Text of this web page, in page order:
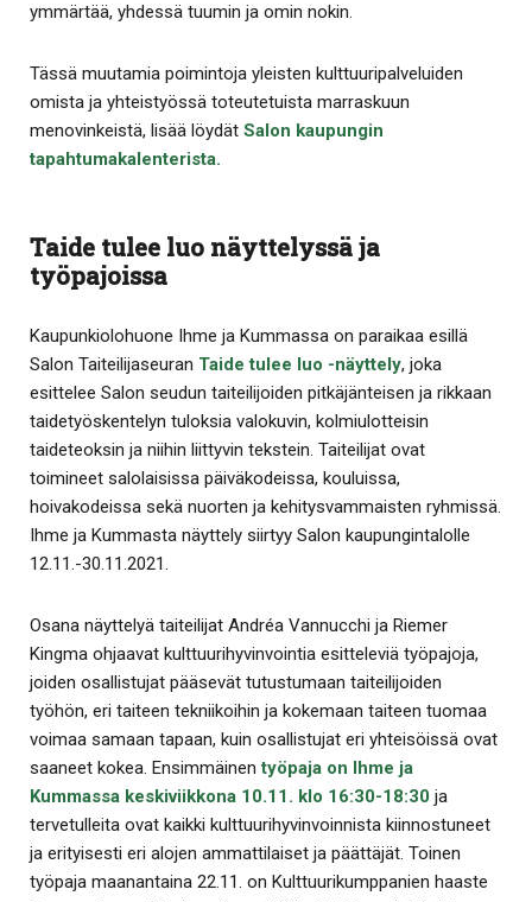
ymmärtää, yhdessä tuumin ja omin nokin.
Tässä muutamia poimintoja yleisten kulttuuripalveluiden
omista ja yhteistyössä toteutetuista marraskuun
menovinkeistä, lisää löydät Salon kaupungin
tapahtumakalenterista.
Taide tulee luo näyttelyssä ja
työpajoissa
Kaupunkiolohuone Ihme ja Kummassa on paraikaa esillä
Salon Taiteilijaseuran Taide tulee luo -näyttely, joka
esittelee Salon seudun taiteilijoiden pitkäjänteisen ja rikkaan
taidetyöskentelyn tuloksia valokuvin, kolmiulotteisin
taideteoksin ja niihin liittyvin tekstein. Taiteilijat ovat
toimineet salolaisissa päiväkodeissa, kouluissa,
hoivakodeissa sekä nuorten ja kehitysvammaisten ryhmissä.
Ihme ja Kummasta näyttely siirtyy Salon kaupungintalolle
12.11.-30.11.2021.
Osana näyttelyä taiteilijat Andréa Vannucchi ja Riemer
Kingma ohjaavat kulttuurihyvinvointia esitteleviä työpajoja,
joiden osallistujat pääsevät tutustumaan taiteilijoiden
työhön, eri taiteen tekniikoihin ja kokemaan taiteen tuomaa
voimaa samaan tapaan, kuin osallistujat eri yhteisöissä ovat
saaneet kokea. Ensimmäinentyöpaja on Ihme ja
Kummassa keskiviikkona 10.11. klo 16:30-18:30 ja
tervetulleita ovat kaikki kulttuurihyvinvoinnista kiinnostuneet
ja erityisesti eri alojen ammattilaiset ja päättäjät. Toinen
työpaja maanantaina 22.11. on Kulttuurikumppanien haaste